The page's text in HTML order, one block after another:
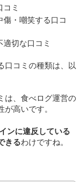
ミ
・嘲笑する口コ
切な口コミ
口コミの種類は、以
は、食べログ運営の
高いです。
ンに違反している
きるわけですね。